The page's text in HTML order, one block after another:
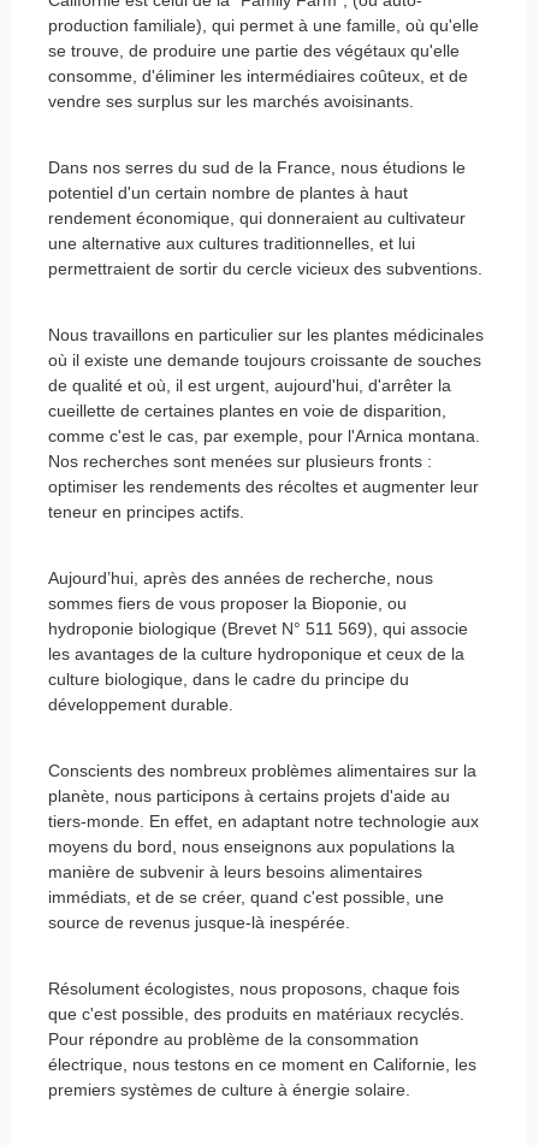
production familiale), qui permet à une famille, où qu'elle
se trouve, de produire une partie des végétaux qu'elle
consomme, d'éliminer les intermédiaires coûteux, et de
vendre ses surplus sur les marchés avoisinants.
Dans nos serres du sud de la France, nous étudions le
potentiel d'un certain nombre de plantes à haut
rendement économique, qui donneraient au cultivateur
une alternative aux cultures traditionnelles, et lui
permettraient de sortir du cercle vicieux des subventions.
Nous travaillons en particulier sur les plantes médicinales
où il existe une demande toujours croissante de souches
de qualité et où, il est urgent, aujourd'hui, d'arrêter la
cueillette de certaines plantes en voie de disparition,
comme c'est le cas, par exemple, pour l'Arnica montana.
Nos recherches sont menées sur plusieurs fronts :
optimiser les rendements des récoltes et augmenter leur
teneur en principes actifs.
Aujourd’hui, après des années de recherche, nous
sommes fiers de vous proposer la Bioponie, ou
hydroponie biologique (Brevet N° 511 569), qui associe
les avantages de la culture hydroponique et ceux de la
culture biologique, dans le cadre du principe du
développement durable.
Conscients des nombreux problèmes alimentaires sur la
planète, nous participons à certains projets d'aide au
tiers-monde. En effet, en adaptant notre technologie aux
moyens du bord, nous enseignons aux populations la
manière de subvenir à leurs besoins alimentaires
immédiats, et de se créer, quand c'est possible, une
source de revenus jusque-là inespérée.
Résolument écologistes, nous proposons, chaque fois
que c'est possible, des produits en matériaux recyclés.
Pour répondre au problème de la consommation
électrique, nous testons en ce moment en Californie, les
premiers systèmes de culture à énergie solaire.